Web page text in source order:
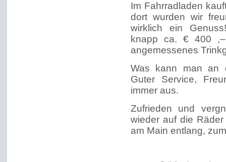
Im Fahrradladen
dort wurden wir
wirklich ein
knapp ca. € 400
angemessenes
Was kann man an
Guter Service,
immer aus.
Zufrieden und
wieder auf die
am Main entlang,